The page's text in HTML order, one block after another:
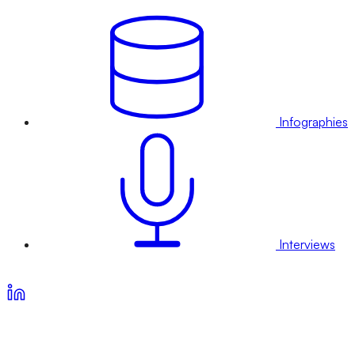
Infographies
Interviews